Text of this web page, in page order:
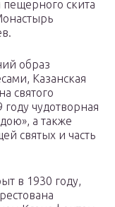
скита
образ
Казанская
святого
чудотворная
а также
святых и часть
в 1930 году,